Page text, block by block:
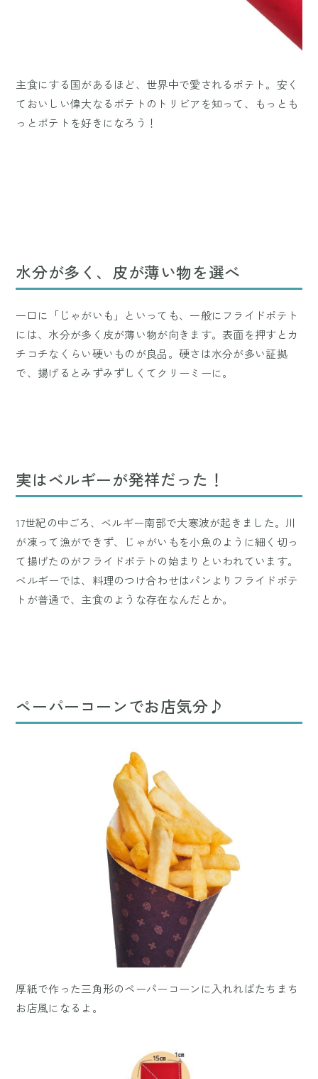
主食にする国があるほど、世界中で愛されるポテト。安く
ておいしい偉大なるポテトのトリビアを知って、もっとも
っとポテトを好きになろう！
水分が多く、皮が薄い物を選べ
一口に「じゃがいも」といっても、一般にフライドポテト
には、水分が多く皮が薄い物が向きます。表面を押すとカ
チコチなくらい硬いものが良品。硬さは水分が多い証拠
で、揚げるとみずみずしくてクリーミーに。
実はベルギーが発祥だった！
17世紀の中ごろ、ベルギー南部で大寒波が起きました。川
が凍って漁ができず、じゃがいもを小魚のように細く切っ
て揚げたのがフライドポテトの始まりといわれています。
ベルギーでは、料理のつけ合わせはパンよりフライドポテ
トが普通で、主食のような存在なんだとか。
ペーパーコーンでお店気分♪
厚紙で作った三角形のペーパーコーンに入れればたちまち
お店風になるよ。